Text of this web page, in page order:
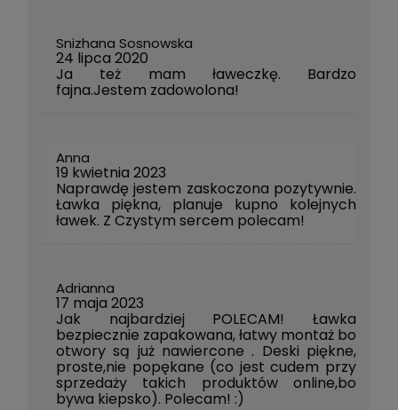
Snizhana Sosnowska
24 lipca 2020
Ja też mam ławeczkę. Bardzo
fajna.Jestem zadowolona!
Anna
19 kwietnia 2023
Naprawdę jestem zaskoczona pozytywnie.
Ławka piękna, planuje kupno kolejnych
ławek. Z Czystym sercem polecam!
Adrianna
17 maja 2023
Jak najbardziej POLECAM! Ławka
bezpiecznie zapakowana, łatwy montaż bo
otwory są już nawiercone . Deski piękne,
proste,nie popękane (co jest cudem przy
sprzedaży takich produktów online,bo
bywa kiepsko). Polecam! :)